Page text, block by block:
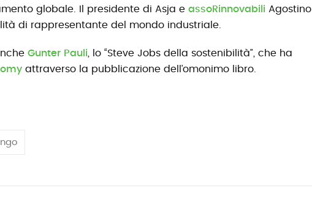
globale. Il presidente di Asja e assoRinnovabili Agostino
di rappresentante del mondo industriale.
Gunter Pauli , lo “Steve Jobs della sostenibilità”, che ha
attraverso la pubblicazione dell’omonimo libro.